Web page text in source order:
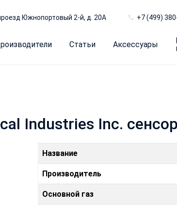
Южнопортовый 2-й, д. 20А +7 (499)
Статьи Аксессуары
Industries Inc.
Название
Производитель
Основной газ